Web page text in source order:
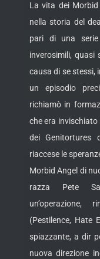
La vita dei
nella storia del
pari di una
inverosimili, quasi
causa di se stessi,
un episodio
richiamò in
che era
dei Genitortures
riaccese le
Morbid Angel di
razza Pete
(Pestilence, Hate
spiazzante, a dir
nuova direzione